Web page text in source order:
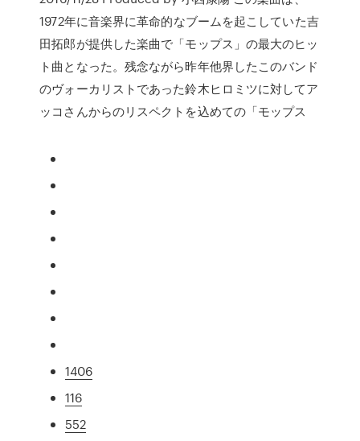
1972年に音楽界に革命的なブームを起こしていた吉
田拓郎が提供した楽曲で「モップス」の最大のヒッ
ト曲となった。残念ながら昨年他界したこのバンド
のヴォーカリストであった鈴木ヒロミツに対してア
ッコさんからのリスペクトを込めての「モップス
1406
116
552